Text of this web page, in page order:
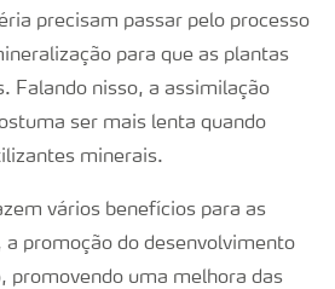
precisam passar pelo processo
para que as plantas
Falando nisso, a assimilação
ser mais lenta quando
minerais.
vários benefícios para as
a promoção do desenvolvimento
promovendo uma melhora das